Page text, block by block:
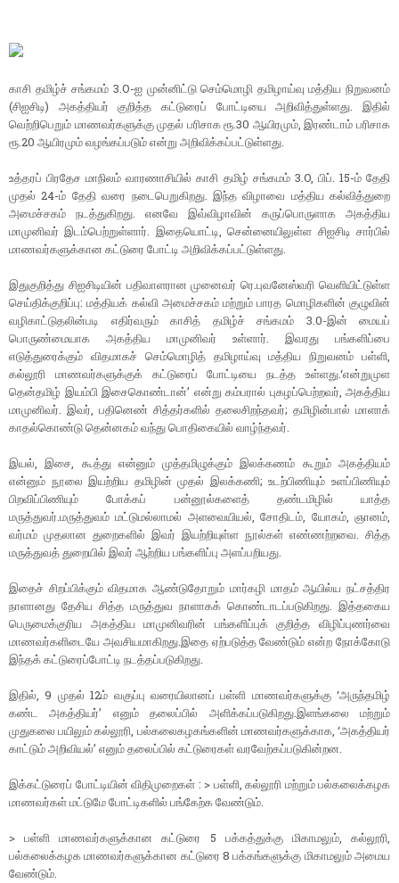
காசி தமிழ்ச் சங்கமம் 3.O-ஐ முன்னிட்டு செம்மொழி தமிழாய்வு மத்திய நிறுவனம்
(சிஐசிடி) அகத்தியர் குறித்த கட்டுரைப் போட்டியை அறிவித்துள்ளது. இதில்
வெற்றிபெறும் மாணவர்களுக்கு முதல் பரிசாக ரூ.30 ஆயிரமும், இரண்டாம் பரிசாக
ரூ.20 ஆயிரமும் வழங்கப்படும் என்று அறிவிக்கப்பட்டுள்ளது.
உத்தரப் பிரதேச மாநிலம் வாரணாசியில் காசி தமிழ் சங்கமம் 3.O, பிப். 15-ம் தேதி
முதல் 24-ம் தேதி வரை நடைபெறுகிறது. இந்த விழாவை மத்திய கல்வித்துறை
அமைச்சகம் நடத்துகிறது. எனவே இவ்விழாவின் கருப்பொருளாக அகத்திய
மாமுனிவர் இடம்பெற்றுள்ளார். இதையொட்டி, சென்னையிலுள்ள சிஐசிடி சார்பில்
மாணவர்களுக்கான கட்டுரை போட்டி அறிவிக்கப்பட்டுள்ளது.
இதுகுறித்து சிஐசிடியின் பதிவாளரான முனைவர் ரெ.புவனேஸ்வரி வெளியிட்டுள்ள
செய்திக்குறிப்பு: மத்தியக் கல்வி அமைச்சகம் மற்றும் பாரத மொழிகளின் குழுவின்
வழிகாட்டுதலின்படி எதிர்வரும் காசித் தமிழ்ச் சங்கமம் 3.0-இன் மையப்
பொருண்மையாக அகத்திய மாமுனிவர் உள்ளார். இவரது பங்களிப்பை
எடுத்துரைக்கும் விதமாகச் செம்மொழித் தமிழாய்வு மத்திய நிறுவனம் பள்ளி,
கல்லூரி மாணவர்களுக்குக் கட்டுரைப் போட்டியை நடத்த உள்ளது.‘என்றுமுள
தென்தமிழ் இயம்பி இசைகொண்டான்’ என்று கம்பரால் புகழப்பெற்றவர், அகத்திய
மாமுனிவர். இவர், பதினெண் சித்தர்களில் தலைசிறந்தவர்; தமிழின்பால் மாளாக்
காதல்கொண்டு தென்னகம் வந்து பொதிகையில் வாழ்ந்தவர்.
இயல், இசை, கூத்து என்னும் முத்தமிழுக்கும் இலக்கணம் கூறும் அகத்தியம்
என்னும் நூலை இயற்றிய தமிழின் முதல் இலக்கணி; உடற்பிணியும் உளப்பிணியும்
பிறவிப்பிணியும் போக்கப் பன்னூல்களைத் தண்டமிழில் யாத்த
மருத்துவர்.மருத்துவம் மட்டுமல்லாமல் அளவையியல், சோதிடம், யோகம், ஞானம்,
வர்மம் முதலான துறைகளில் இவர் இயற்றியுள்ள நூல்கள் எண்ணற்றவை. சித்த
மருத்துவத் துறையில் இவர் ஆற்றிய பங்களிப்பு அளப்பறியது.
இதைச் சிறப்பிக்கும் விதமாக ஆண்டுதோறும் மார்கழி மாதம் ஆயில்ய நட்சத்திர
நாளானது தேசிய சித்த மருத்துவ நாளாகக் கொண்டாடப்படுகிறது. இத்தகைய
பெருமைக்குரிய அகத்திய மாமுனிவரின் பங்களிப்புக் குறித்த விழிப்புணர்வை
மாணவர்களிடையே அவசியமாகிறது.இதை ஏற்படுத்த வேண்டும் என்ற நோக்கோடு
இந்தக் கட்டுரைப்போட்டி நடத்தப்படுகிறது.
இதில், 9 முதல் 12ம் வகுப்பு வரையிலானப் பள்ளி மாணவர்களுக்கு ‘அருந்தமிழ்
கண்ட அகத்தியர்’ எனும் தலைப்பில் அளிக்கப்படுகிறது.இளங்கலை மற்றும்
முதுகலை பயிலும் கல்லூரி, பல்கலைகழகங்களின் மாணவர்களுக்காக, ‘அகத்தியர்
காட்டும் அறிவியல்’ எனும் தலைப்பில் கட்டுரைகள் வரவேற்கப்படுகின்றன.
இக்கட்டுரைப் போட்டியின் விதிமுறைகள் : > பள்ளி, கல்லூரி மற்றும் பல்கலைக்கழக
மாணவர்கள் மட்டுமே போட்டிகளில் பங்கேற்க வேண்டும்.
> பள்ளி மாணவர்களுக்கான கட்டுரை 5 பக்கத்துக்கு மிகாமலும், கல்லூரி,
பல்கலைக்கழக மாணவர்களுக்கான கட்டுரை 8 பக்கங்களுக்கு மிகாமலும் அமைய
வேண்டும்.